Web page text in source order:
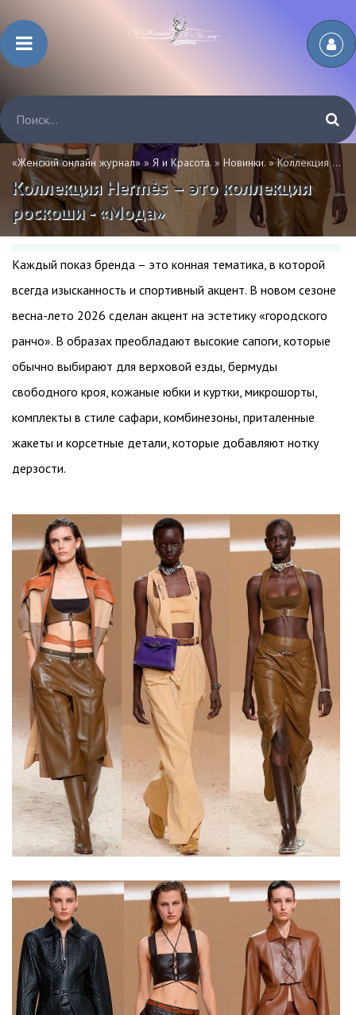
«Женский онлайн журнал» » Я и Красота. »Новинки. » Коллекция Hermès – это коллекция роскоши - «Мода»
Коллекция Hermès – это коллекция
роскоши - «Мода»
Каждый показ бренда – это конная тематика, в которой
всегда изысканность и спортивный акцент. В новом сезоне
весна-лето 2026 сделан акцент на эстетику «городского
ранчо». В образах преобладают высокие сапоги, которые
обычно выбирают для верховой езды, бермуды
свободного кроя, кожаные юбки и куртки, микрошорты,
комплекты в стиле сафари, комбинезоны, приталенные
жакеты и корсетные детали, которые добавляют нотку
дерзости.